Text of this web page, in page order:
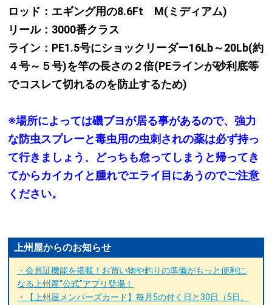
ロッド：エギング用の8.6Ft M(ミディアム)
リール：3000番クラス
ライン：PE1.5号にショックリーダー16Lb～20Lb(約
４号～５号)を竿の長さの２倍(PEラインが砂利底等
でコスレて切れるのを防止するため)
※場所によっては磯ブヨが居る事があるので、強力
な防虫スプレーと毒虫用の虫刺されの薬は必ず持っ
て行きましょう、どっちも怠ってしまうと帰ってき
てからカイカイと腫れでエライ目にあうのでご注意
ください。
上州屋からのお知らせ
・会員証機能を搭載！お買い物や釣りの準備がもっと便利に
なる上州屋“公式”アプリ登場！
・【上州屋メンバーズカード】毎月5の付く日と30日（5日、